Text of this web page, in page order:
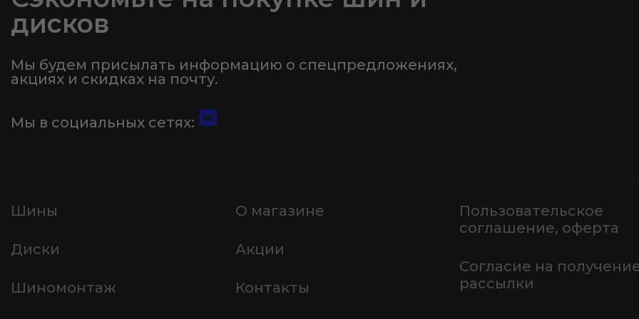
дисков
Мы будем присылать информацию о спецпредложениях,
акциях и скидках на почту.
Мы в социальных сетях:
Шины
Диски
Шиномонтаж
О магазине
Акции
Контакты
Пользовательское
соглашение, оферта
Согласие на
рассылки